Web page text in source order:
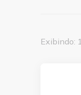
Exibindo: